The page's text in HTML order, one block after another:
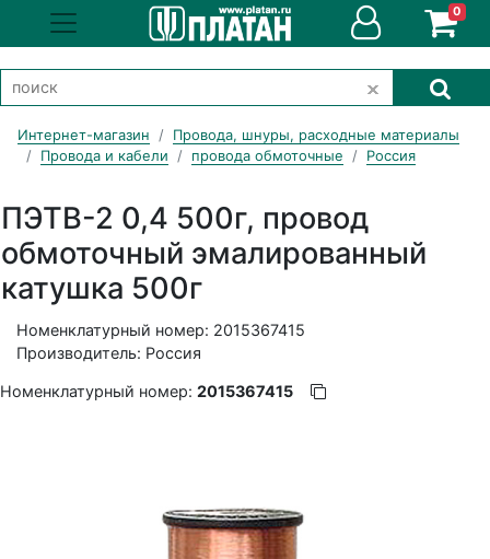
0
Интернет-магазин
Провода, шнуры, расходные материалы
Провода и кабели
провода обмоточные Россия
ПЭТВ-2 0,4 500г, провод
обмоточный эмалированный
катушка 500г
Номенклатурный номер: 2015367415
Производитель: Россия
Номенклатурный номер: 2015367415